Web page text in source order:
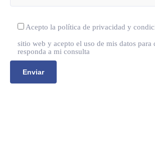
Acepto la política de privacidad y
sitio web y acepto el uso de mis datos para
responda a mi consulta